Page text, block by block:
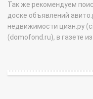
Так же рекомендуем
доске объявлений
недвижимости циан.ру
(domofond.ru), в газете